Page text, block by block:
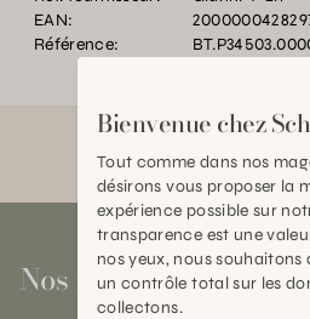
EAN:
Référence:
Nos magasins
Bienvenue chez
Tout comme dans nos
désirons vous proposer la
expérience possible sur
transparence est une
nos yeux, nous
un contrôle total sur les
collectons.